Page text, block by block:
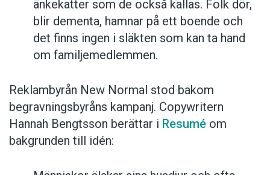
änkekatter som de också kallas. Folk dör,
blir dementa, hamnar på ett boende och
det finns ingen i släkten som kan ta hand
om familjemedlemmen.
Reklambyrån New Normal stod bakom
begravningsbyråns kampanj. Copywritern
Hannah Bengtsson berättar i Resumé om
bakgrunden till idén: